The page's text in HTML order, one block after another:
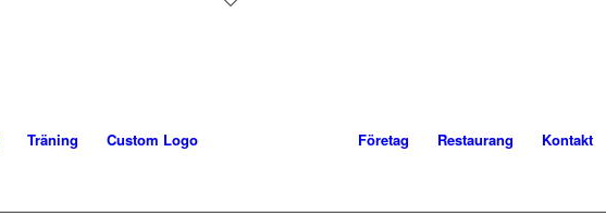
Träning Custom Logo Företag Restaurang Kontakt